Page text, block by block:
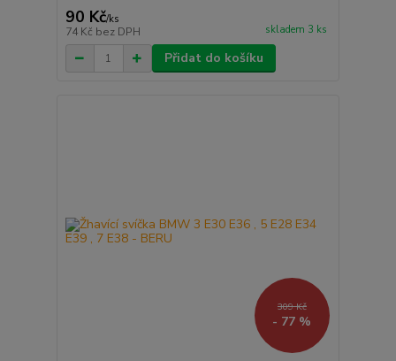
90 Kč/ks
74 Kč bez DPH skladem 3 ks
Přidat do košíku
309 Kč
- 77 %